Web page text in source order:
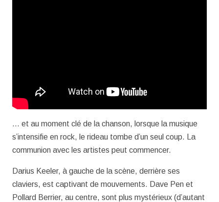
… et au moment clé de la chanson, lorsque la musique
s’intensifie en rock, le rideau tombe d’un seul coup. La
communion avec les artistes peut commencer.
Darius Keeler, à gauche de la scène, derrière ses
claviers, est captivant de mouvements. Dave Pen et
Pollard Berrier, au centre, sont plus mystérieux (d’autant